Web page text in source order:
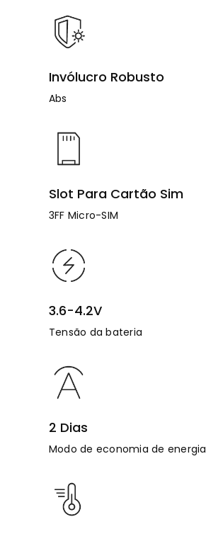
Invólucro Robusto
Abs
Slot Para Cartão Sim
3FF Micro-SIM
3.6-4.2V
Tensão da bateria
2 Dias
Modo de economia de energia